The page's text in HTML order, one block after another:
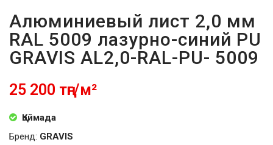
Алюминиевый лист 2,0 мм
RAL 5009 лазурно-синий PU
GRAVIS AL2,0-RAL-PU- 5009
25 200 тңг/м²
Қоймада
Бренд: GRAVIS